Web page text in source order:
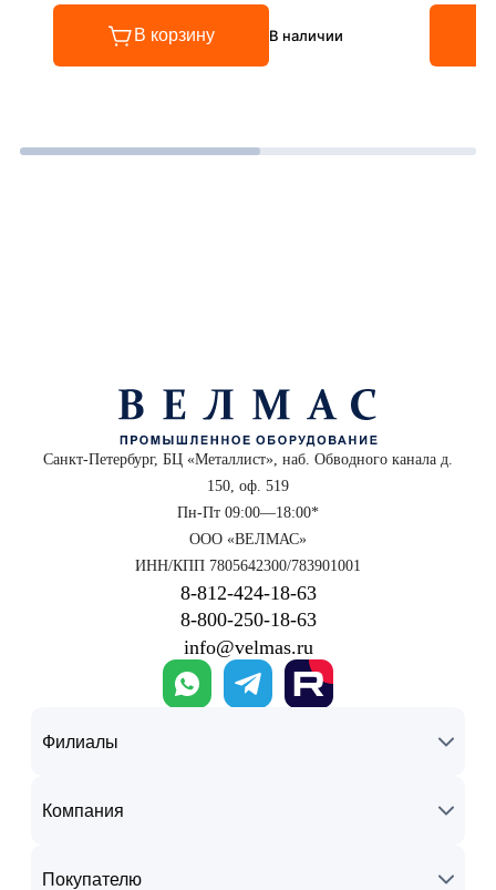
В корзину В наличии
Санкт-Петербург, БЦ «Металлист», наб. Обводного канала д.
150, оф. 519
Пн-Пт 09:00—18:00*
ООО «ВЕЛМАС»
ИНН/КПП 7805642300/783901001
8‑812‑424‑18‑63
8‑800‑250‑18‑63
info@velmas.ru
Филиалы
Компания
Покупателю